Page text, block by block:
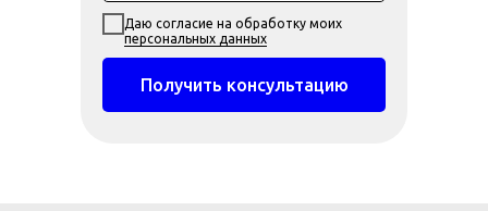
Даю согласие на обработку моих
персональных данных
Получить консультацию